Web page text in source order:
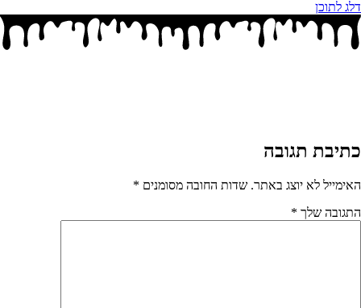
דלג לתוכן
כתיבת תגובה
האימייל לא יוצג באתר. שדות החובה מסומנים *
התגובה שלך *